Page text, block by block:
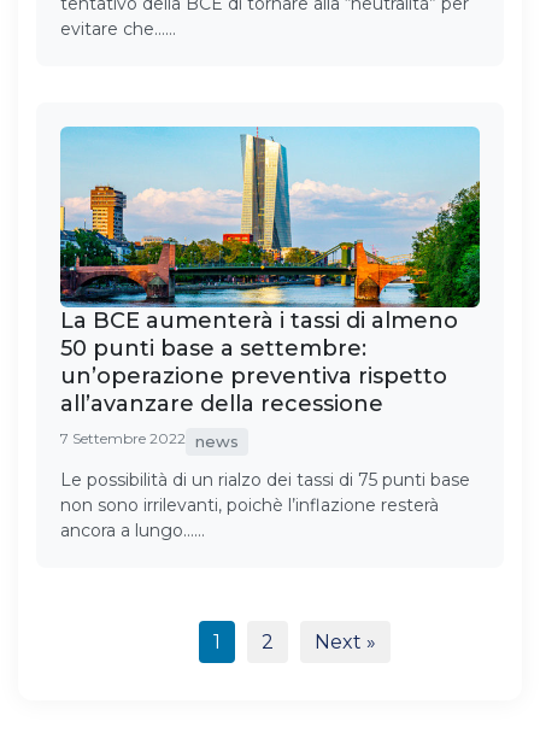
evitare che……
La BCE aumenterà i tassi di almeno
50 punti base a settembre:
un’operazione preventiva rispetto
all’avanzare della recessione
7 Settembre 2022 news
Le possibilità di un rialzo dei tassi di 75 punti base
non sono irrilevanti, poichè l’inflazione resterà
ancora a lungo……
1 2 Next »